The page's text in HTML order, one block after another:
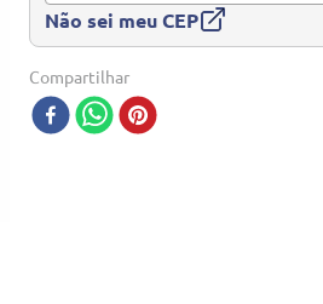
Não sei meu CEP
Compartilhar